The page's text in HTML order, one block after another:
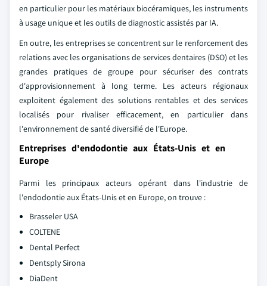
en particulier pour les matériaux biocéramiques, les instruments
à usage unique et les outils de diagnostic assistés par IA.
En outre, les entreprises se concentrent sur le renforcement des
relations avec les organisations de services dentaires (DSO) et les
grandes pratiques de groupe pour sécuriser des contrats
d'approvisionnement à long terme. Les acteurs régionaux
exploitent également des solutions rentables et des services
localisés pour rivaliser efficacement, en particulier dans
l'environnement de santé diversifié de l'Europe.
Entreprises d'endodontie aux États-Unis et en
Europe
Parmi les principaux acteurs opérant dans l'industrie de
l'endodontie aux États-Unis et en Europe, on trouve :
Brasseler USA
COLTENE
Dental Perfect
Dentsply Sirona
DiaDent